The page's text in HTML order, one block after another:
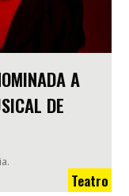
A
DE
Teatro